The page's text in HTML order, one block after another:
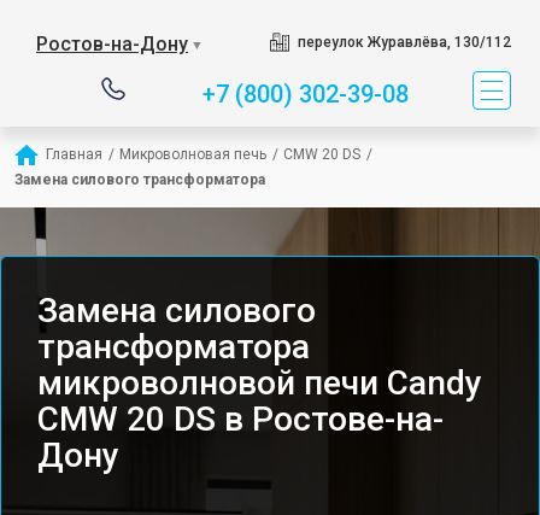
Ростов-на-Дону ▼ переулок Журавлёва, 130/112
+7 (800) 302-39-08
Главная / Микроволновая печь / CMW 20 DS /
Замена силового трансформатора
Замена силового
трансформатора
микроволновой печи Candy
CMW 20 DS в Ростове-на-
Дону